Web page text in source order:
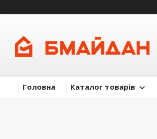
Головна Каталог товарів